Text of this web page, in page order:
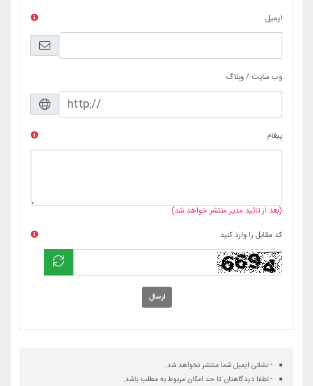
ایمیل
وب سایت / وبلاگ
پیغام
(بعد از تائید مدیر منتشر خواهد شد)
کد مقابل را وارد کنید
ارسال
- نشانی ایمیل شما منتشر نخواهد شد.
- لطفا دیدگاهتان تا حد امکان مربوط به مطلب باشد.